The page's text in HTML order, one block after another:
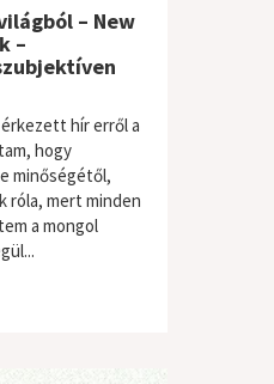
– New
–
hír erről a
hogy
minőségétől,
róla, mert minden
a mongol